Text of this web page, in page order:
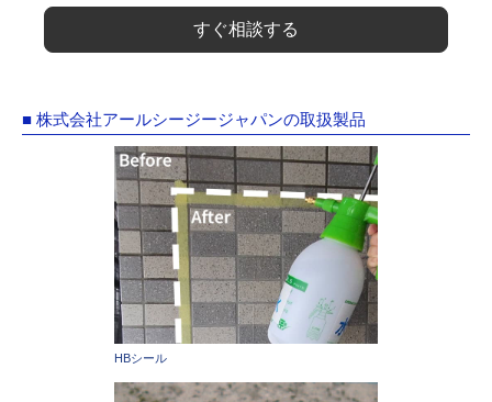
すぐ相談する
■ 株式会社アールシージージャパンの取扱製品
HBシール